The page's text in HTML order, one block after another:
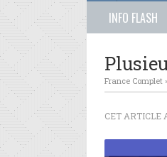
INFO FLASH
France Complet
CET ARTICLE